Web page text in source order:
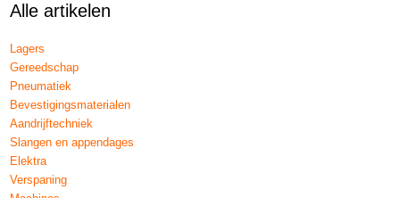
Alle artikelen
Lagers
Gereedschap
Pneumatiek
Bevestigingsmaterialen
Aandrijftechniek
Slangen en appendages
Elektra
Verspaning